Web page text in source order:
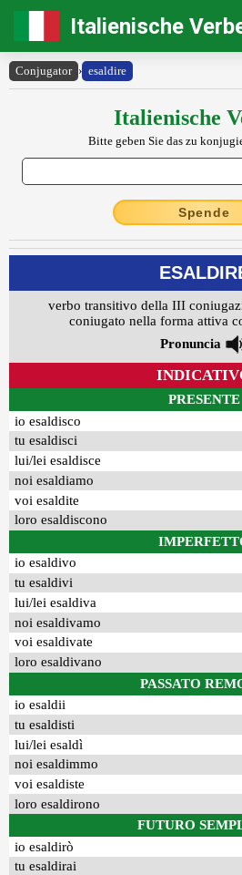
Italienische
Conjugator › esaldire
Italienische
Bitte geben Sie das zu
Spende
verbo transitivo della III
coniugato nella forma attiva
Pronuncia
PRESENTE
io esaldisco
tu esaldisci
lui/lei esaldisce
noi esaldiamo
voi esaldite
loro esaldiscono
io esaldivo
tu esaldivi
lui/lei esaldiva
noi esaldivamo
voi esaldivate
loro esaldivano
PASSATO
io esaldii
tu esaldisti
lui/lei esaldì
noi esaldimmo
voi esaldiste
loro esaldirono
FUTURO
io esaldirò
tu esaldirai